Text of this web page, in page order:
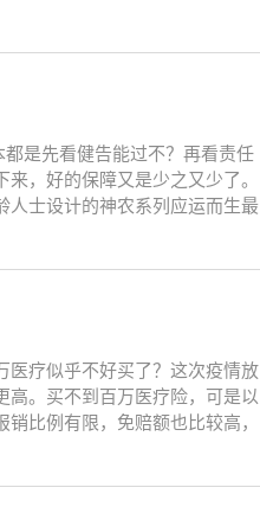
是先看健告能过不？再看责任
，好的保障又是少之又少了。
人士设计的神农系列应运而生最
医疗似乎不好买了？这次疫情放
。买不到百万医疗险，可是以
比例有限，免赔额也比较高，